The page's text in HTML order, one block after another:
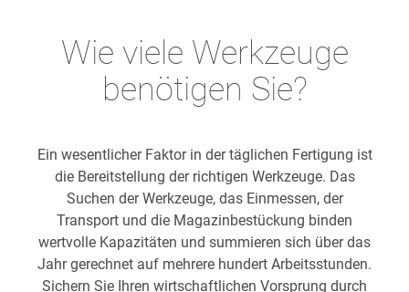
Wie viele Werkzeuge
benötigen Sie?
Ein wesentlicher Faktor in der täglichen Fertigung ist
die Bereitstellung der richtigen Werkzeuge. Das
Suchen der Werkzeuge, das Einmessen, der
Transport und die Magazinbestückung binden
wertvolle Kapazitäten und summieren sich über das
Jahr gerechnet auf mehrere hundert Arbeitsstunden.
Sichern Sie Ihren wirtschaftlichen Vorsprung durch